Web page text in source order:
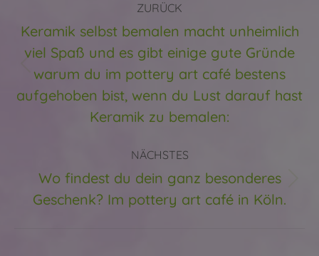
ZURÜCK
Vorheriger
Beitrag:
Keramik selbst bemalen macht unheimlich
viel Spaß und es gibt einige gute Gründe
warum du im pottery art café bestens
aufgehoben bist, wenn du Lust darauf hast
Keramik zu bemalen:
NÄCHSTES
Nächster
Beitrag:
Wo findest du dein ganz besonderes
Geschenk? Im pottery art café in Köln.